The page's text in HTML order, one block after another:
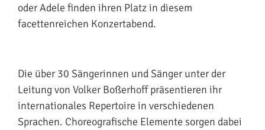
oder Adele finden ihren Platz in diesem
facettenreichen Konzertabend.
Die über 30 Sängerinnen und Sänger unter der
Leitung von Volker Boßerhoff präsentieren ihr
internationales Repertoire in verschiedenen
Sprachen. Choreografische Elemente sorgen dabei